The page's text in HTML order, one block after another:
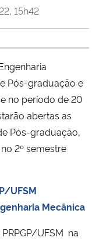
15h42
Pós-graduação e
no período de 20
abertas as
Pós-graduação,
2º semestre
UFSM
Mecânica
UFSM na